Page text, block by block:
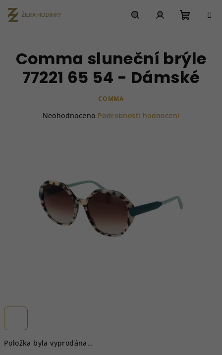
na
obsah
košík
Položka byla vyprodána…
Comma sluneční brýle
77221 65 54 - Dámské
COMMA
hvězdiček.
Neohodnoceno Podrobnosti hodnocení